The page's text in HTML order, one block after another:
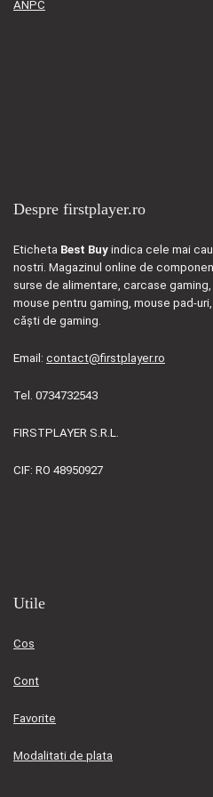
ANPC
Despre firstplayer.ro
Eticheta Best Buy indica cele mai
nostri. Magazinul online de
surse de alimentare, carcase
mouse pentru gaming, mouse pad-
căști de gaming.
Email: contact@firstplayer.ro
Tel. 0734732543
FIRSTPLAYER S.R.L.
CIF: RO 48950927
Utile
Cos
Cont
Favorite
Modalitati de plata